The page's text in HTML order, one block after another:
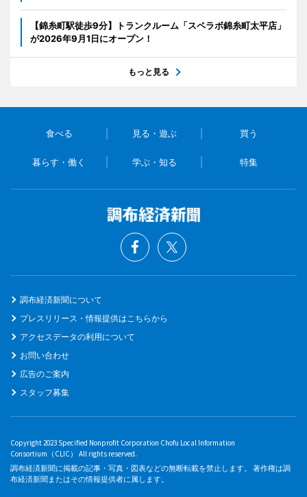
【錦糸町駅徒歩9分】トランクルーム「スペラボ錦糸町太平店」
が2026年9月1日にオープン！
もっと見る
食べる 見る・遊ぶ 買う
暮らす・働く 学ぶ・知る 特集
調布経済新聞について
プレスリリース・情報提供はこちらから
アクセスデータの利用について
お問い合わせ
広告のご案内
スタッフ募集
Copyright 2023 Specified Nonprofit Corporation Chofu Local Information
Consortium（CLIC） All rights reserved.
調布経済新聞に掲載の記事・写真・図表などの無断転載を禁止します。 著作権は調
布経済新聞またはその情報提供者に属します。